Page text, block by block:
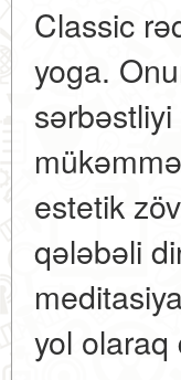
Classic
yoga.
estetik
qələbəli
yol olaraq